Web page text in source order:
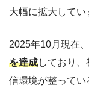
大幅に拡大してい
2025年10月現在
を達成しており
信環境が整ってい